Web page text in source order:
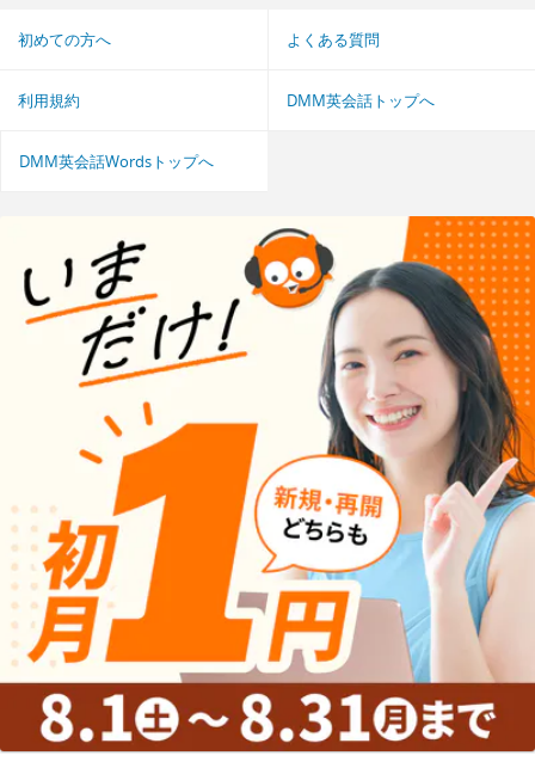
初めての方へ よくある質問
利用規約 DMM英会話トップへ
DMM英会話Wordsトップへ